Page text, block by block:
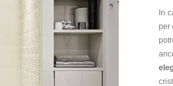
In
per